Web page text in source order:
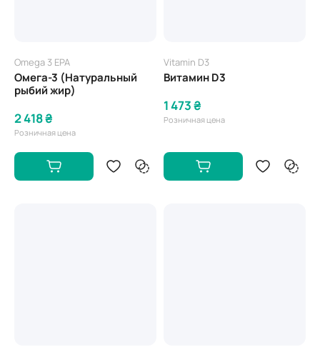
Omega 3 EPA
Омега-3 (Натуральный
рыбий жир)
2 418 ₴
Розничная цена
Vitamin D3
Витамин D3
1 473 ₴
Розничная цена